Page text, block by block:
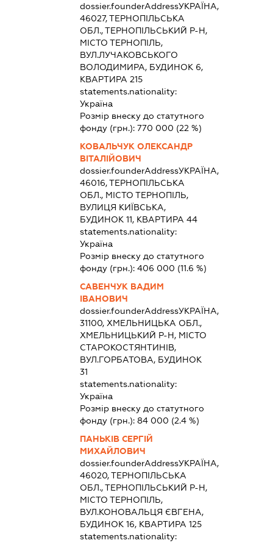
dossier.founderAddressУКРАЇНА,
46027, ТЕРНОПІЛЬСЬКА
ОБЛ., ТЕРНОПІЛЬСЬКИЙ Р-Н,
МІСТО ТЕРНОПІЛЬ,
ВУЛ.ЛУЧАКОВСЬКОГО
ВОЛОДИМИРА, БУДИНОК 6,
КВАРТИРА 215
statements.nationality:
Україна
Розмір внеску до статутного
фонду (грн.):770 000 (22 %)
КОВАЛЬЧУК ОЛЕКСАНДР
ВІТАЛІЙОВИЧ
dossier.founderAddressУКРАЇНА,
46016, ТЕРНОПІЛЬСЬКА
ОБЛ., МІСТО ТЕРНОПІЛЬ,
ВУЛИЦЯ КИЇВСЬКА,
БУДИНОК 11, КВАРТИРА 44
statements.nationality:
Україна
Розмір внеску до статутного
фонду (грн.):406 000 (11.6 %)
САВЕНЧУК ВАДИМ
ІВАНОВИЧ
dossier.founderAddressУКРАЇНА,
31100, ХМЕЛЬНИЦЬКА ОБЛ.,
ХМЕЛЬНИЦЬКИЙ Р-Н, МІСТО
СТАРОКОСТЯНТИНІВ,
ВУЛ.ГОРБАТОВА, БУДИНОК
31
statements.nationality:
Україна
Розмір внеску до статутного
фонду (грн.):84 000 (2.4 %)
ПАНЬКІВ СЕРГІЙ
МИХАЙЛОВИЧ
dossier.founderAddressУКРАЇНА,
46020, ТЕРНОПІЛЬСЬКА
ОБЛ., ТЕРНОПІЛЬСЬКИЙ Р-Н,
МІСТО ТЕРНОПІЛЬ,
ВУЛ.КОНОВАЛЬЦЯ ЄВГЕНА,
БУДИНОК 16, КВАРТИРА 125
statements.nationality: